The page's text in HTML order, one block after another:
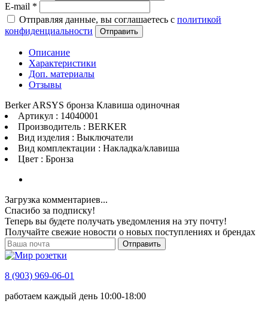
E-mail *
Отправляя данные, вы соглашаетесь с политикой
конфиденциальности
Отправить
Описание
Характеристики
Доп. материалы
Отзывы
Berker ARSYS бронза Клавиша одиночная
Артикул : 14040001
Производитель : BERKER
Вид изделия : Выключатели
Вид комплектации : Накладка/клавиша
Цвет : Бронза
Загрузка комментариев...
Спасибо за подписку!
Теперь вы будете получать уведомления на эту почту!
Получайте свежие новости о новых поступлениях и брендах
Отправить
8 (903) 969-06-01
работаем каждый день 10:00-18:00